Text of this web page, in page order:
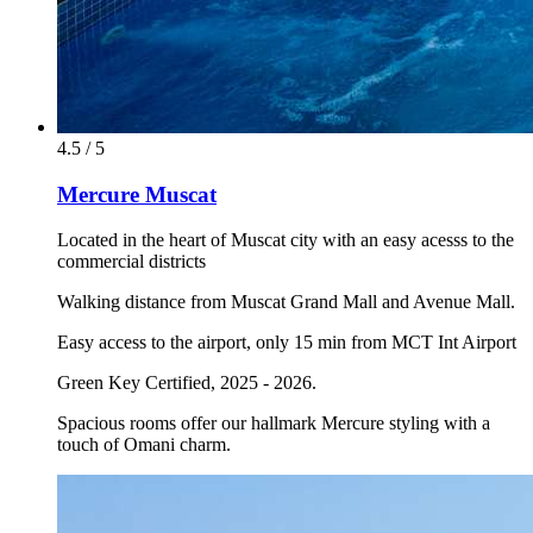
4.5 / 5
Mercure Muscat
Located in the heart of Muscat city with an easy acesss to the
commercial districts
Walking distance from Muscat Grand Mall and Avenue Mall.
Easy access to the airport, only 15 min from MCT Int Airport
Green Key Certified, 2025 - 2026.
Spacious rooms offer our hallmark Mercure styling with a
touch of Omani charm.